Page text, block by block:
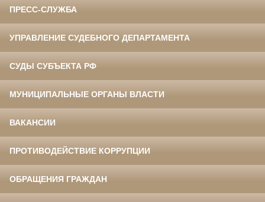
ПРЕСС-СЛУЖБА
УПРАВЛЕНИЕ СУДЕБНОГО ДЕПАРТАМЕНТА
СУДЫ СУБЪЕКТА РФ
МУНИЦИПАЛЬНЫЕ ОРГАНЫ ВЛАСТИ
ВАКАНСИИ
ПРОТИВОДЕЙСТВИЕ КОРРУПЦИИ
ОБРАЩЕНИЯ ГРАЖДАН